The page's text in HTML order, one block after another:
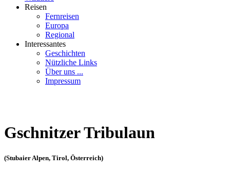
Reisen
Fernreisen
Europa
Regional
Interessantes
Geschichten
Nützliche Links
Über uns ...
Impressum
Gschnitzer Tribulaun
(Stubaier Alpen, Tirol, Österreich)